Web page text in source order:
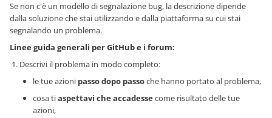
Se non c'è un modello di segnalazione bug, la descrizione dipende
dalla soluzione che stai utilizzando e dalla piattaforma su cui stai
segnalando un problema.
Linee guida generali per GitHub e i forum:
Descrivi il problema in modo completo:
le tue azioni passo dopo passoche hanno portato al problema,
cosa tiaspettavi che accadessecome risultato delle tue
azioni,